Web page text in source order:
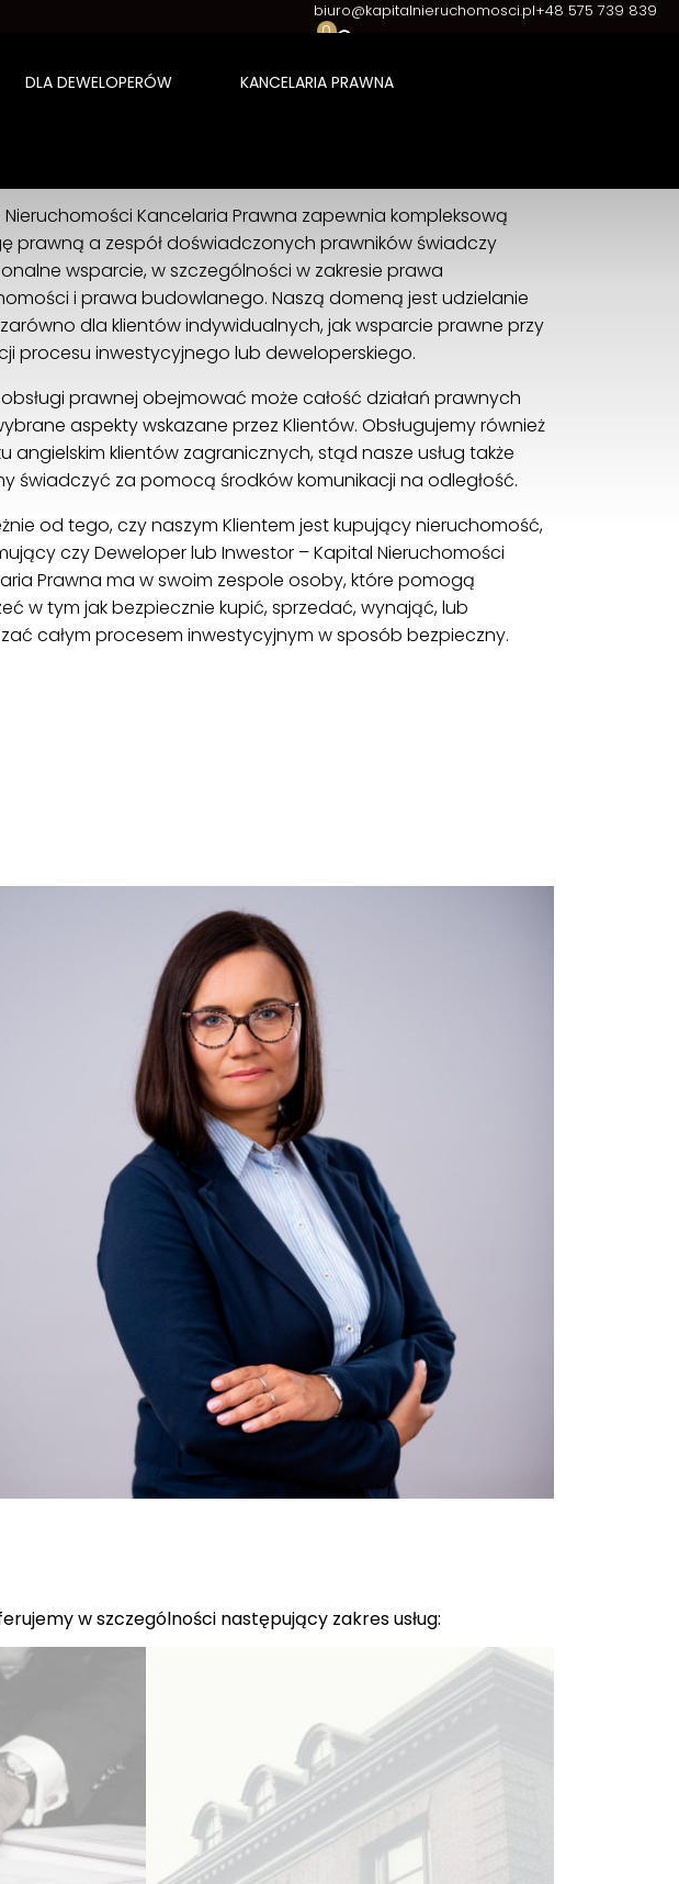
biuro@kapitalnieruchomosci.pl+48 575 739 839
0
DLA DEWELOPERÓW KANCELARIA PRAWNA
50-260 Wrocław
+48 575 739 839
biuro@kapitalnieruchomosci.pl
Nieruchomości Kancelaria Prawna zapewnia kompleksową
prawną a zespół doświadczonych prawników świadczy
wsparcie, w szczególności w zakresie prawa
i prawa budowlanego. Naszą domeną jest udzielanie
dla klientów indywidualnych, jak wsparcie prawne przy
procesu inwestycyjnego lub deweloperskiego.
obsługi prawnej obejmować może całość działań prawnych
aspekty wskazane przez Klientów. Obsługujemy również
angielskim klientów zagranicznych, stąd nasze usług także
świadczyć za pomocą środków komunikacji na odległość.
od tego, czy naszym Klientem jest kupujący nieruchomość,
czy Deweloper lub Inwestor – Kapital Nieruchomości
Prawna ma w swoim zespole osoby, które pomogą
w tym jak bezpiecznie kupić, sprzedać, wynająć, lub
całym procesem inwestycyjnym w sposób bezpieczny.
w szczególności następujący zakres usług: